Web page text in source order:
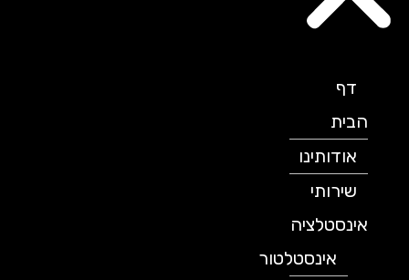
הבית
אודותינו
שירותי
אינסטלציה
אינסטלטור